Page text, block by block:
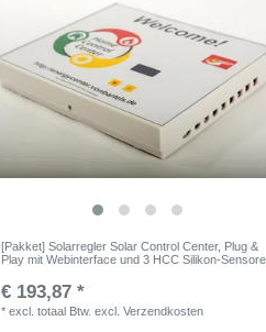
[Pakket] Solarregler Solar Control Center, Plug &
Play mit Webinterface und 3 HCC Silikon-
€ 193,87 *
*excl. totaal Btw. excl.Verzendkosten